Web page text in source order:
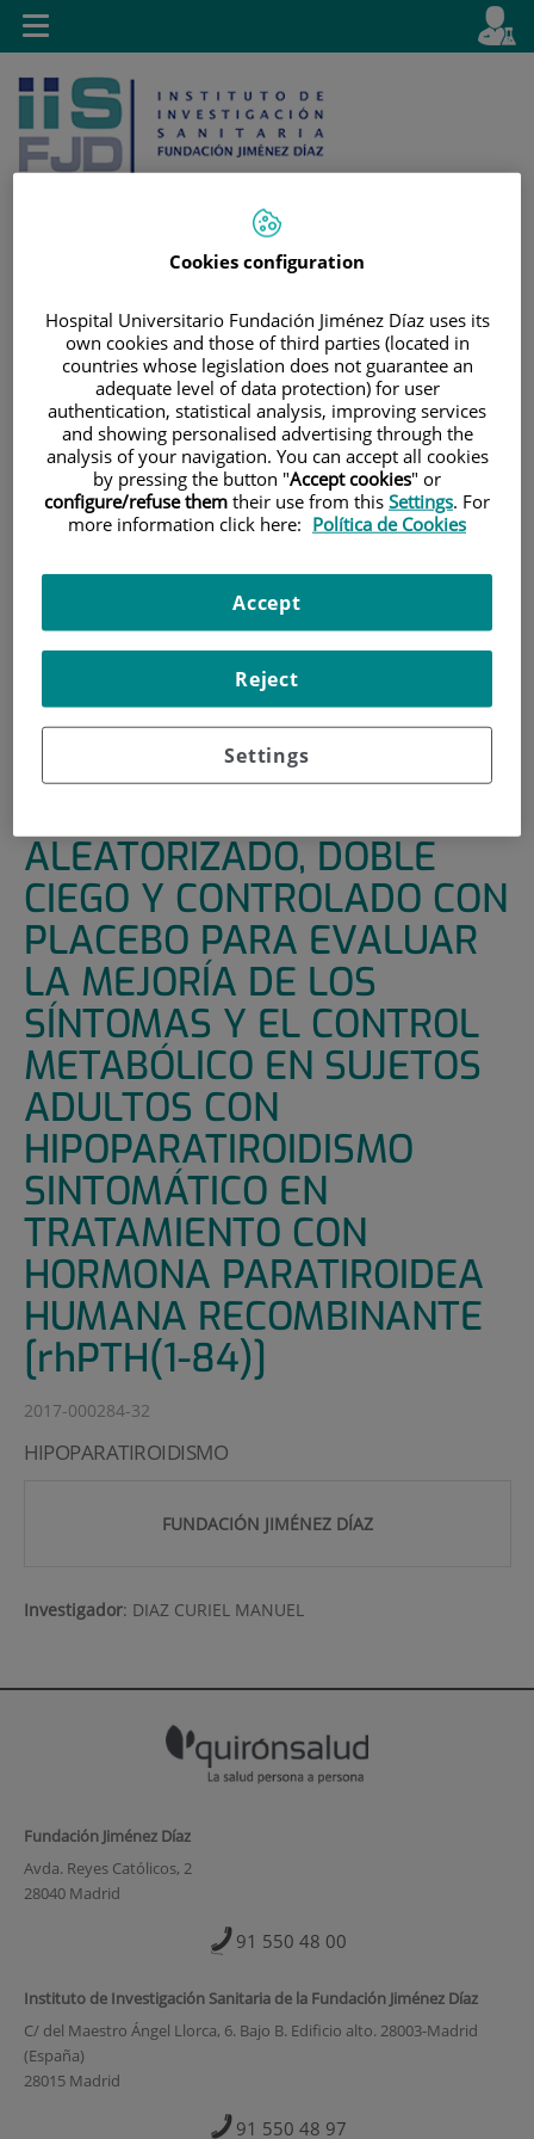
Saltar al contenido
contenido
activo
es
Toggle
navigation
INICIO|UNIDADES DE APOYO|ENSAYOS CLÍNICOS
ESTUDIO ADAPTATIVO, ALEATORIZADO, DOBLE
CIEGO Y CONTROLADO CON PLACEBO PARA EVALUAR LA
EN SUJETOS ADULTOS CON HIPOPARATIROIDISMO
SINTOMÁTICO EN TRATAMIENTO CON HORMONA
PARATIROIDEA HUMANA RECOMBINANTE [RHPTH(1-84)]
ALEATORIZADO, DOBLE
CIEGO Y CONTROLADO CON
PLACEBO PARA EVALUAR
LA MEJORÍA DE LOS
SÍNTOMAS Y EL CONTROL
METABÓLICO EN SUJETOS
ADULTOS CON
HIPOPARATIROIDISMO
SINTOMÁTICO EN
TRATAMIENTO CON
HORMONA PARATIROIDEA
HUMANA RECOMBINANTE
[rhPTH(1-84)]
2017-000284-32
HIPOPARATIROIDISMO
FUNDACIÓN JIMÉNEZ DÍAZ
Investigador: DIAZ CURIEL MANUEL
Fundación Jiménez Díaz
Avda. Reyes Católicos, 2
28040 Madrid
91 550 48 00
Instituto de Investigación Sanitaria de la Fundación Jiménez Díaz
C/ del Maestro Ángel Llorca, 6. Bajo B. Edificio alto. 28003-Madrid
(España)
28015 Madrid
91 550 48 97
Cookies configuration
Hospital Universitario Fundación Jiménez Díaz uses its
own cookies and those of third parties (located in
countries whose legislation does not guarantee an
adequate level of data protection) for user
authentication, statistical analysis, improving services
and showing personalised advertising through the
analysis of your navigation. You can accept all cookies
by pressing the button "Accept cookies" or
configure/refuse them their use from this Settings. For
more information click here: Política de Cookies
Settings
Reject
Accept